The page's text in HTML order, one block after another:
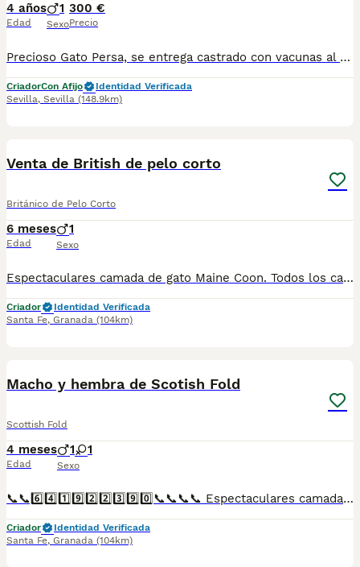
4 años
Edad
1
Sexo
300 €
Precio
Precioso Gato Persa, se entrega castrado con vacunas al día, desparasitado, pasaporte, chip y rabia. Por favor sólo personas de Sevilla o provincia sin más animales.
CriadorCon Afijo
Identidad Verificada
Sevilla, Sevilla (148.9km)
Venta de British de pelo corto
Británico de Pelo Corto
6 meses
Edad
1
Sexo
Espectaculares camada de gato Maine Coon. Todos los cachorritos se entregan con unos dos meses y medio de edad y sus vacunas correspondientes, desparasitados interna y externamente, con certificado de salud, y garantía tanto por enfermedad vírica como congénito genética. Posibilidad de entregar en toda España mediante transporte propio preparado para animales y con chofer privado. Los precios pueden variar según las características y morfología de cada cachorro. Añádenos al whats app o llámanos, y encantados atenderemos todas tus dudas y consultas. Teléfono / Whats app: 641 92 23 90
Criador
Identidad Verificada
Santa Fe, Granada (104km)
Macho y hembra de Scotish Fold
Scottish Fold
4 meses
Edad
1 1
Sexo
📞📞6️⃣4️⃣1️⃣9️⃣2️⃣2️⃣3️⃣9️⃣0️⃣📞📞📞📞 Espectaculares camadas de perritos de Scotish Fold descendientes de las mejores líneas de sangre. Disponibles tanto hembras como machos. Las camadas están bajo supervisión veterinaria desde su nacimiento hasta que son entregadas a su nueva familia. Criados por un equipo de profesionales y mejores personas que, con más de 20 años de experiencia , cuidan a los animales por vocación, aplicando una cría ética y responsable para que cada cachorro se desarrolle con la mejor salud y con un buen temperamento. Todos los cachorritos se entregan con unos dos meses y medio de edad y sus vacunas correspondientes, desparasitados interna y externamente, con certificado de salud, y garantía tanto por enfermedad vírica como congénito genética. Posibilidad de entregar en toda España mediante transporte propio preparado para animales y con chofer privado. Los precios pueden variar según las características y morfología de cada cachorro. Añádenos al whats app o llámanos, y encantados atenderemos todas tus dudas y consultas. Teléfono / Whats app: 641 92 23 90
Criador
Identidad Verificada
Santa Fe, Granada (104km)